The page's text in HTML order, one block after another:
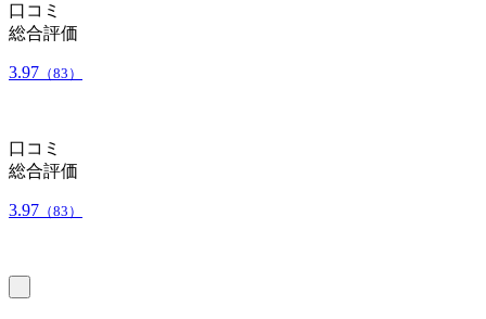
口コミ
総合評価
3.97 （83）
口コミ
総合評価
3.97 （83）